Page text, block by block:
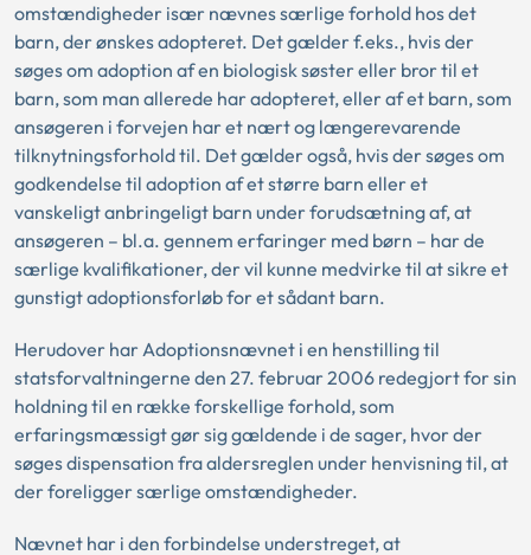
omstændigheder især nævnes særlige forhold hos det
barn, der ønskes adopteret. Det gælder f.eks., hvis der
søges om adoption af en biologisk søster eller bror til et
barn, som man allerede har adopteret, eller af et barn, som
ansøgeren i forvejen har et nært og længerevarende
tilknytningsforhold til. Det gælder også, hvis der søges om
godkendelse til adoption af et større barn eller et
vanskeligt anbringeligt barn under forudsætning af, at
ansøgeren – bl.a. gennem erfaringer med børn – har de
særlige kvalifikationer, der vil kunne medvirke til at sikre et
gunstigt adoptionsforløb for et sådant barn.
Herudover har Adoptionsnævnet i en henstilling til
statsforvaltningerne den 27. februar 2006 redegjort for sin
holdning til en række forskellige forhold, som
erfaringsmæssigt gør sig gældende i de sager, hvor der
søges dispensation fra aldersreglen under henvisning til, at
der foreligger særlige omstændigheder.
Nævnet har i den forbindelse understreget, at